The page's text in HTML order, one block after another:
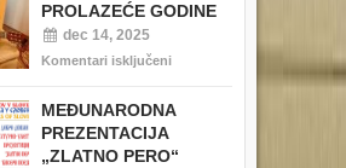
PROLAZEĆE GODINE
dec 14, 2025
Komentari isključeni
MEĐUNARODNA
PREZENTACIJA
„ZLATNO PERO“